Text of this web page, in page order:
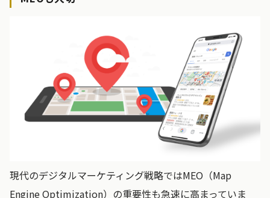
現代のデジタルマーケティング戦略ではMEO（Map
Engine Optimization）の重要性も急速に高まっていま